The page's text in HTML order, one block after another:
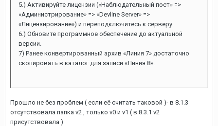
5.) Активируйте лицензии («Наблюдательный пост» =>
«Администрирование» => «Devline Server» =>
«Лицензирование») и переподключитесь к серверу.
6.) Обновите программное обеспечение до актуальной
версии.
7) Ранее конвертированный архив «Линия 7» достаточно
скопировать в каталог для записи «Линия 8».
Прошло не без проблем ( если её считать таковой )- в 8.1.3
отсутствовала папка v2 , только v0 и v1 ( в 8.3.1 v2
присутствовала )